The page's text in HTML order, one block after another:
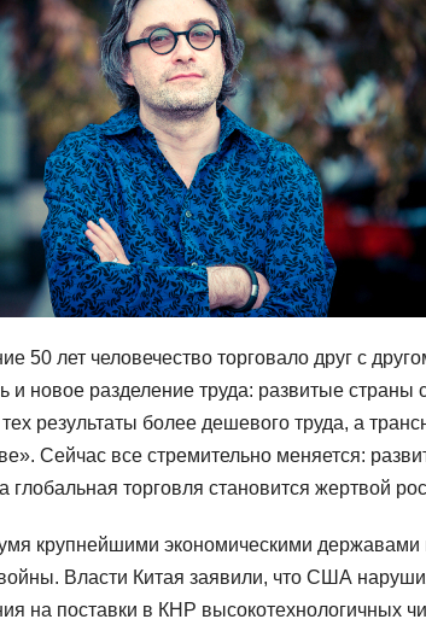
50 лет человечество торговало друг с
и новое разделение труда: развитые
тех результаты более дешевого труда, а
Сейчас все стремительно меняется:
глобальная торговля становится жертвой
крупнейшими экономическими
Власти Китая заявили, что США
на поставки в КНР высокотехнологичных